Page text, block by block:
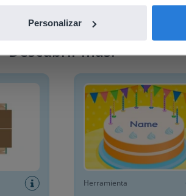
Personalizar
Descubrir más!
Herramienta